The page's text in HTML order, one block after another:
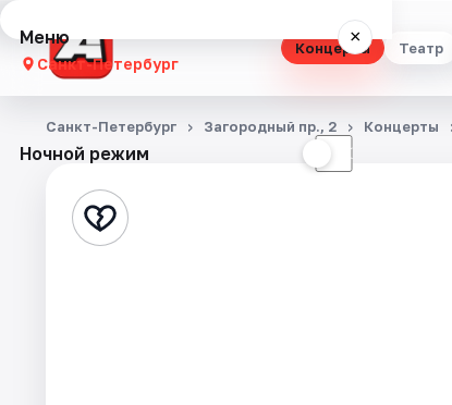
Концерты Театр
Меню ×
Санкт-Петербург
Концерты
Стендап
Ночной режим ☾
Санкт-Петербург Загородный пр., 2 Концерты